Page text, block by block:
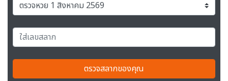
ตรวจสลากของคุณ